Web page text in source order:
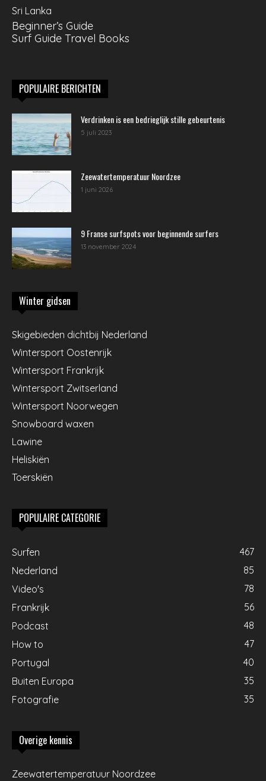
Sri Lanka
Beginner’s Guide
Surf Guide Travel Books
POPULAIRE BERICHTEN
Verdrinken is een bedrieglijk stille gebeurtenis
5 juli 2023
Zeewatertemperatuur Noordzee
1 juni 2026
9 Franse surfspots voor beginnende surfers
13 november 2024
Winter gidsen
Skigebieden dichtbij Nederland
Wintersport Oostenrijk
Wintersport Frankrijk
Wintersport Zwitserland
Wintersport Noorwegen
Snowboard waxen
Lawine
Heliskiën
Toerskiën
POPULAIRE CATEGORIE
Surfen
467
Nederland
85
Video's
78
Frankrijk
56
Podcast
48
How to
47
Portugal
40
Buiten Europa
35
Fotografie
35
Overige kennis
Zeewatertemperatuur Noordzee